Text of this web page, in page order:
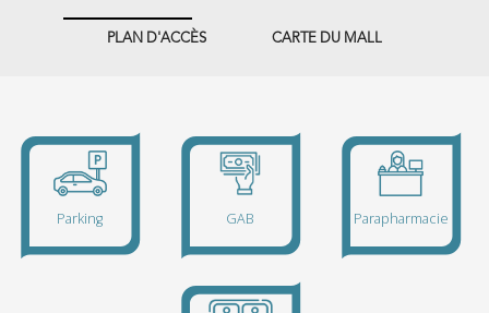
PLAN D'ACCÈS CARTE DU MALL